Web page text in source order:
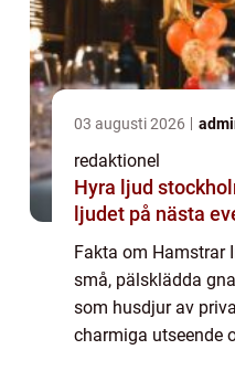
03 augusti 2026
redaktionel
Hyra ljud stockholm så lyckas du
ljudet på nästa
Fakta om Hamstrar
små, pälsklädda
som husdjur av
charmiga utseende